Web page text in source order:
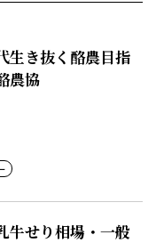
生き抜く酪農目指
農協
牛せり相場・一般